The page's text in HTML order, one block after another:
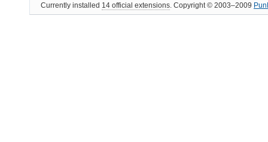
Currently installed 14 official extensions. Copyright © 2003–2009